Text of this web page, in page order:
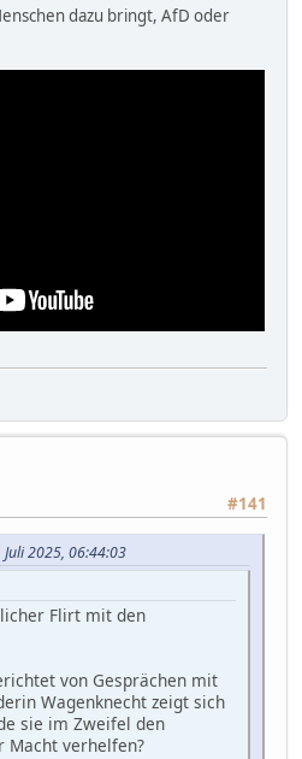
dazu bringt, AfD oder
#141
2025, 06:44:03
Flirt mit den
von Gesprächen mit
Wagenknecht zeigt sich
sie im Zweifel den
Macht verhelfen?